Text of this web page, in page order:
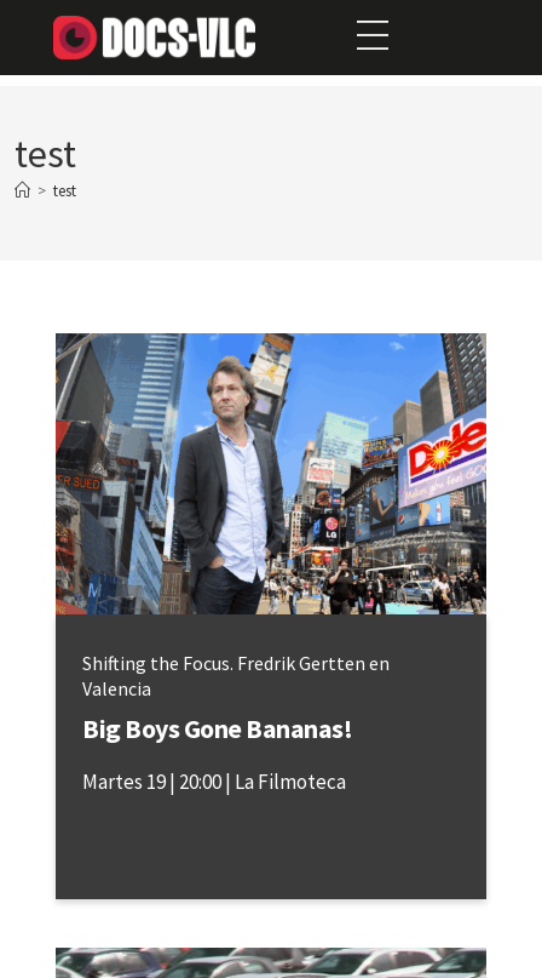
test
> test
Shifting the Focus. Fredrik Gertten en
Valencia
Big Boys Gone Bananas!
Martes 19 20:00 La Filmoteca